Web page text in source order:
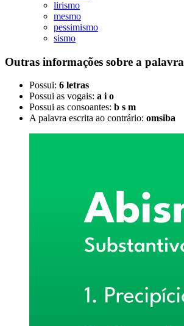
lirismo
mesmo
pessimismo
sismo
Outras informações sobre a palavra
Possui: 6 letras
Possui as vogais: a i o
Possui as consoantes: b s m
A palavra escrita ao contrário: omsiba